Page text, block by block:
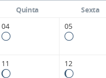
Quinta Sexta
04 05
11 12